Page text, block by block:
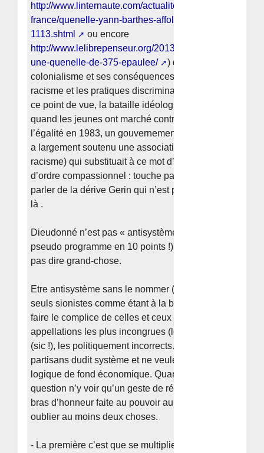
http://www.linternaute.com/actualite/societe-
france/quenelle-yann-barthes-affole-pour-un-geste-
1113.shtml
ou encore
http://www.lelibrepenseur.org/2013/09/27/valls-se-
une-quenelle-de-375-epaulee/
) que d’évoquer le
colonialisme et ses conséquences directe que sont le
racisme et les pratiques discriminatoires qu’il implique.
ce point de vue, la bataille idéologique n’a pas été
quand les jeunes ont marché contre le racisme et pour
l’égalité en 1983, un gouvernement de « gauche
a largement soutenu une association tombée du ciel
racisme) qui substituait à ce mot d’ordre juste, un mot
d’ordre compassionnel : touche pas à mon pote. Sans
parler de la dérive Gerin qui n’est pas un fait unique
là .
Dieudonné n’est pas « antisystème » (il n’y a qu’à lire
pseudo programme en 10 points !) ce qui en plus ne
pas dire grand-chose.
Etre antisystème sans le nommer (ou alors désigner les
seuls sionistes comme étant à la base de tout
faire le complice de celles et ceux qui sous les
appellations les plus incongrues (les anarchistes de
(sic !), les politiquement incorrects…) sont en fait des
partisans dudit système et ne veulent rien changer à sa
logique de fond économique. Quant à la quenelle en
question n’y voir qu’un geste de rébellion, une sorte de
bras d’honneur faite au pouvoir au « système » c’est
oublier au moins deux choses.
- La première c’est que se multiplient sur le Net des